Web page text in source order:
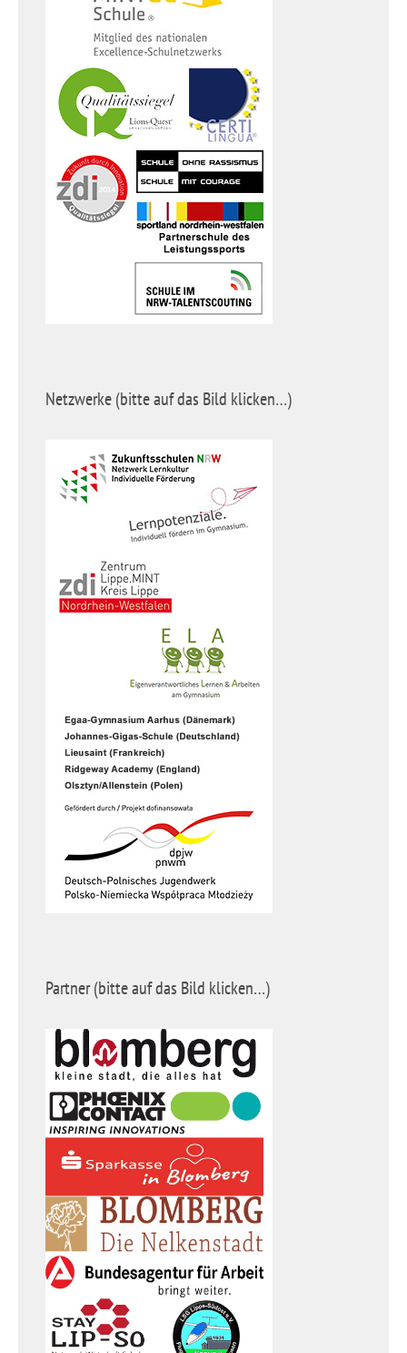
Netzwerke (bitte auf das Bild klicken…)
Partner (bitte auf das Bild klicken…)